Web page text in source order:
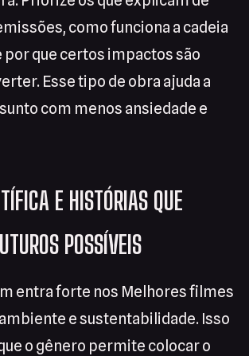
como funciona a cadeia
por que certos impactos são
Esse tipo de obra ajuda a
com menos ansiedade e
E HISTÓRIAS QUE
POSSÍVEIS
entra forte nos Melhores filmes
e sustentabilidade. Isso
o gênero permite colocar o